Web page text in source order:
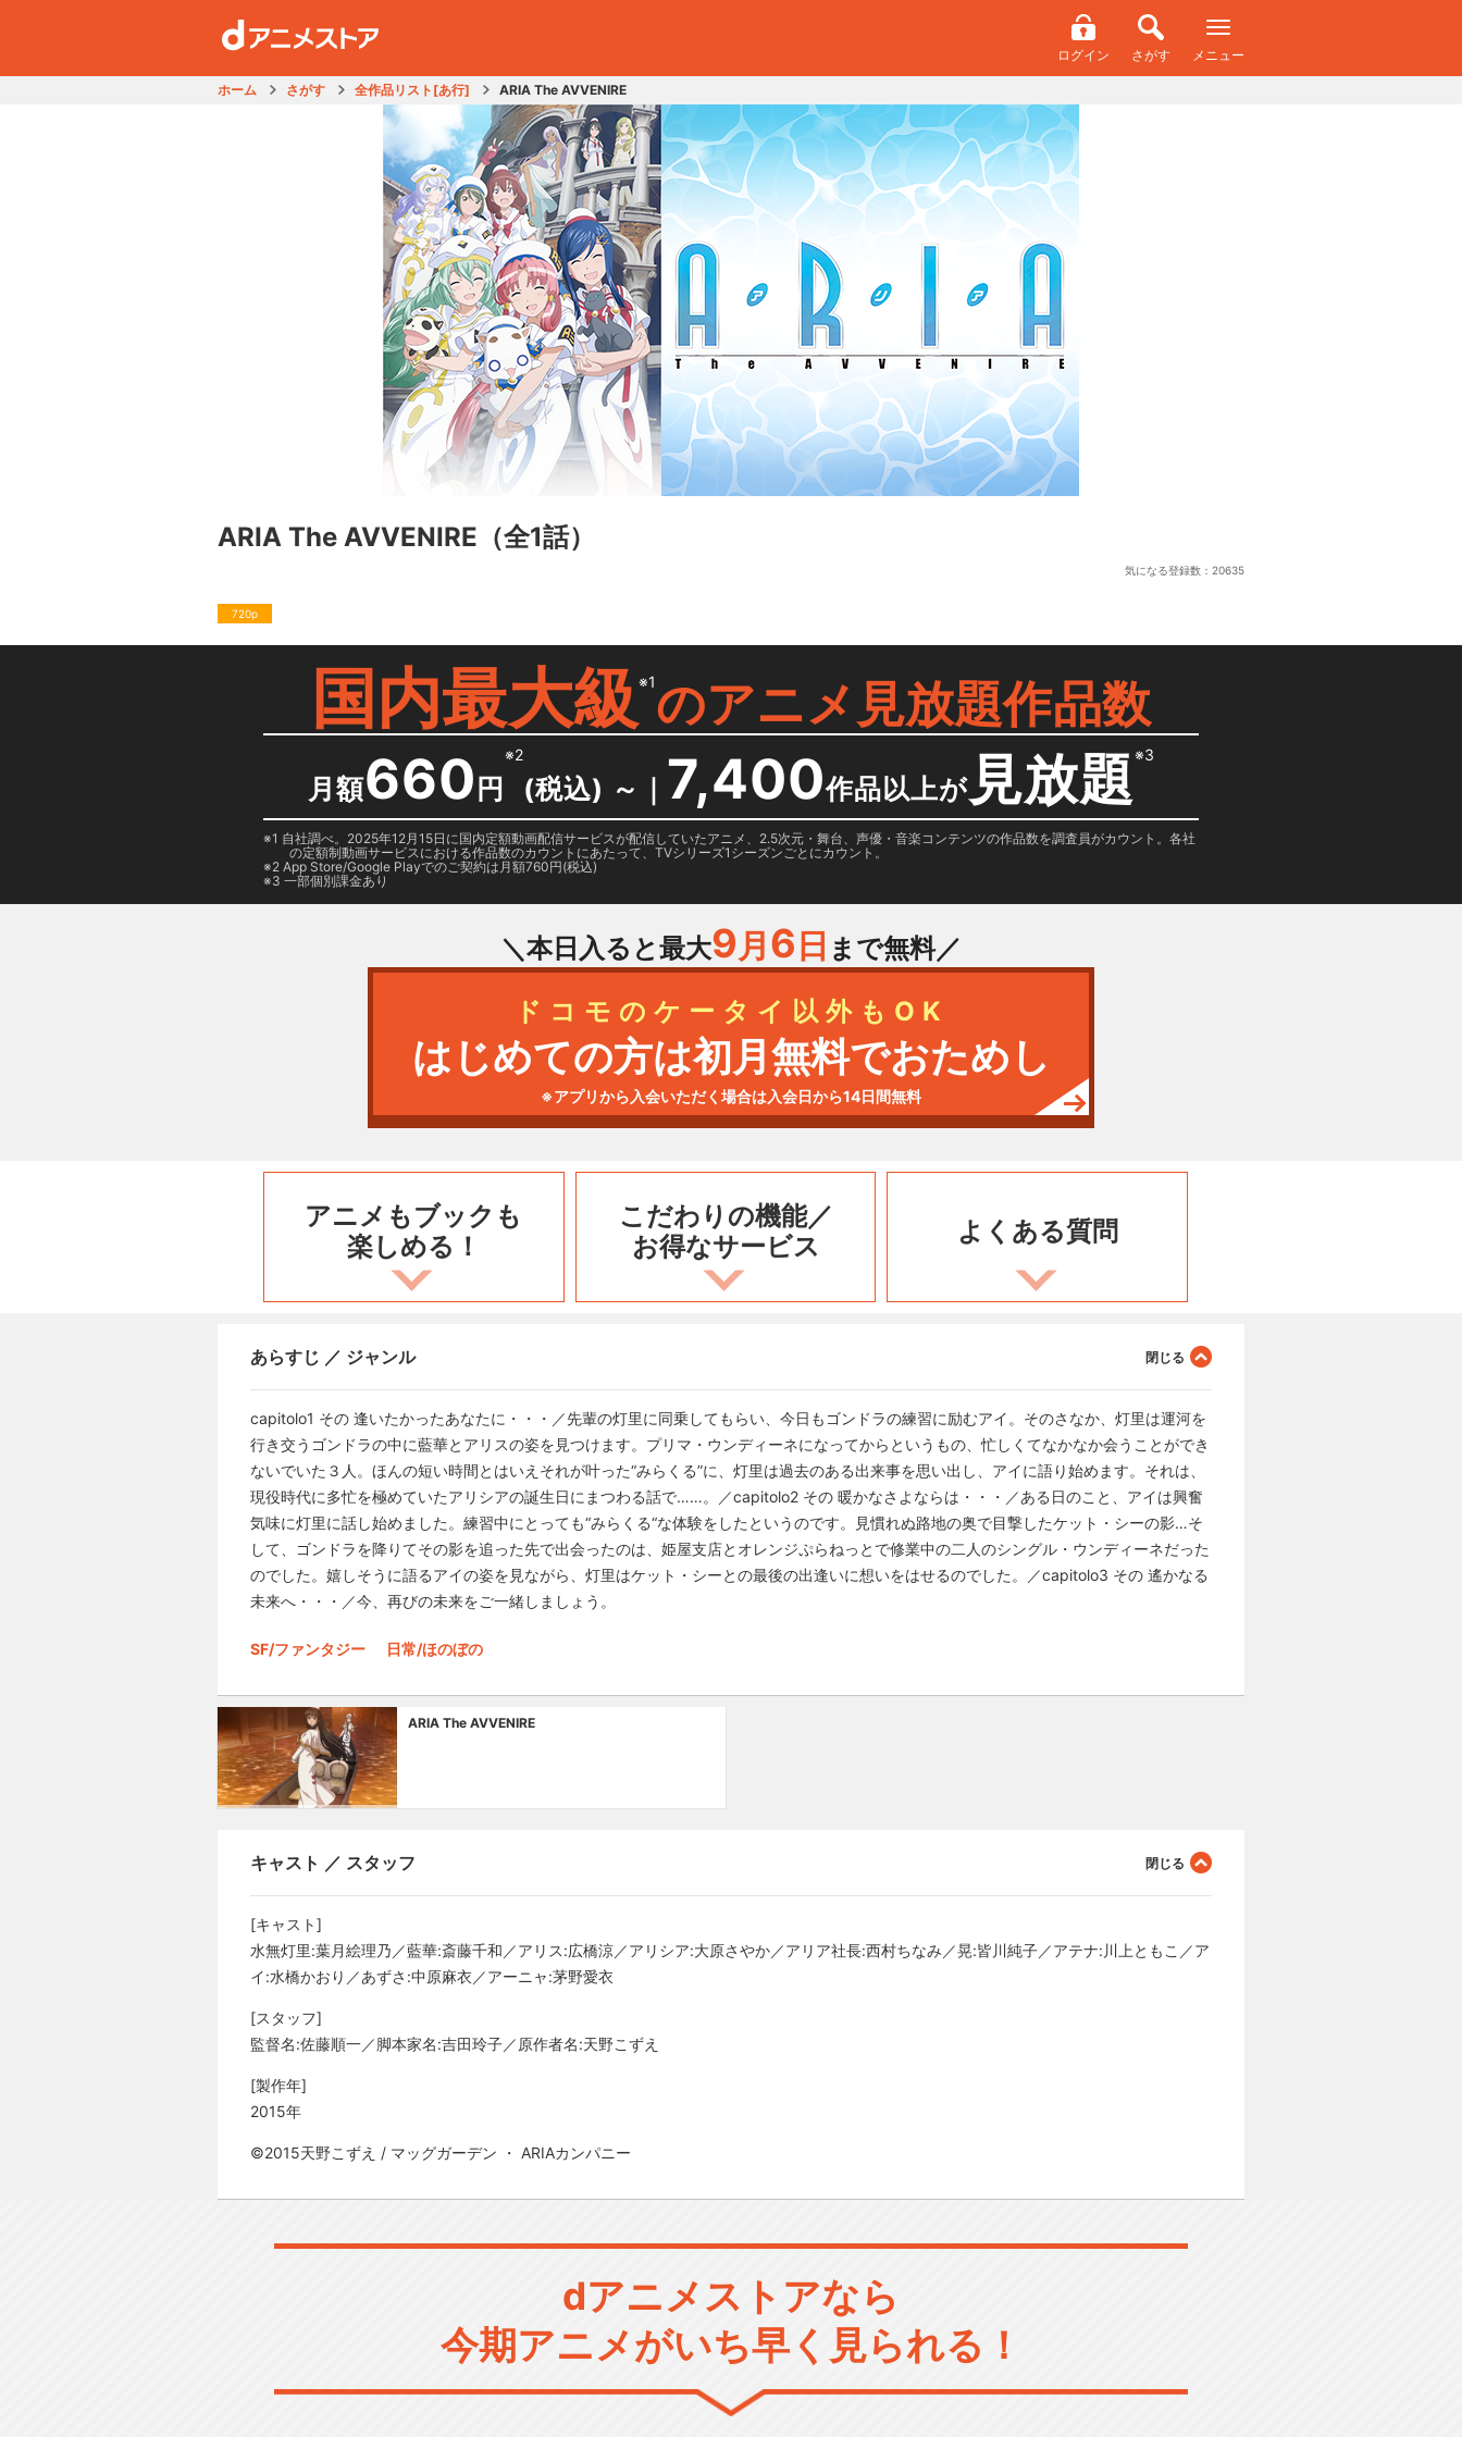
ログイン さがす メニュー
ホーム さがす 全作品リスト[あ行] ARIA The AVVENIRE
ARIA The AVVENIRE （全1話）
気になる登録数： 20635
720p
国内最大級 ※1のアニメ見放題作品数
月額660 円
※2
(税込) ～ ｜ 7,400作品以上が 見放題※3
1 自社調べ。2025年12月15日に国内定額動画配信サービスが配信していたアニメ、2.5次元・舞台、声優・音楽コンテンツの作品数を調査員がカウント。各社
の定額制動画サービスにおける作品数のカウントにあたって、TVシリーズ1シーズンごとにカウント。
2 App Store/Google Playでのご契約は月額760円(税込)
3 一部個別課金あり
＼本日入ると最大9月 6 日 まで無料／
ドコモのケータイ以外もOK
はじめての方は初月無料でおためし
※アプリから入会いただく場合は入会日から14日間無料
アニメもブックも
楽しめる！
こだわりの機能／
お得なサービス
よくある質問
あらすじ ／ ジャンル
capitolo1 その 逢いたかったあなたに・・・／先輩の灯里に同乗してもらい、今日もゴンドラの練習に励むアイ。そのさなか、灯里は運河を
行き交うゴンドラの中に藍華とアリスの姿を見つけます。プリマ・ウンディーネになってからというもの、忙しくてなかなか会うことができ
ないでいた３人。ほんの短い時間とはいえそれが叶った“みらくる”に、灯里は過去のある出来事を思い出し、アイに語り始めます。それは、
現役時代に多忙を極めていたアリシアの誕生日にまつわる話で……。／capitolo2 その 暖かなさよならは・・・／ある日のこと、アイは興奮
気味に灯里に話し始めました。練習中にとっても“みらくる“な体験をしたというのです。見慣れぬ路地の奥で目撃したケット・シーの影…そ
して、ゴンドラを降りてその影を追った先で出会ったのは、姫屋支店とオレンジぷらねっとで修業中の二人のシングル・ウンディーネだった
のでした。嬉しそうに語るアイの姿を見ながら、灯里はケット・シーとの最後の出逢いに想いをはせるのでした。／capitolo3 その 遙かなる
未来へ・・・／今、再びの未来をご一緒しましょう。
SF/ファンタジー 日常/ほのぼの
ARIA The AVVENIRE
キャスト ／ スタッフ
[キャスト]
水無灯里:葉月絵理乃／藍華:斎藤千和／アリス:広橋涼／アリシア:大原さやか／アリア社長:西村ちなみ／晃:皆川純子／アテナ:川上ともこ／ア
イ:水橋かおり／あずさ:中原麻衣／アーニャ:茅野愛衣
[スタッフ]
監督名:佐藤順一／脚本家名:吉田玲子／原作者名:天野こずえ
[製作年]
2015年
©2015天野こずえ / マッグガーデン ・ ARIAカンパニー
dアニメストアなら
今期アニメがいち早く見られる！